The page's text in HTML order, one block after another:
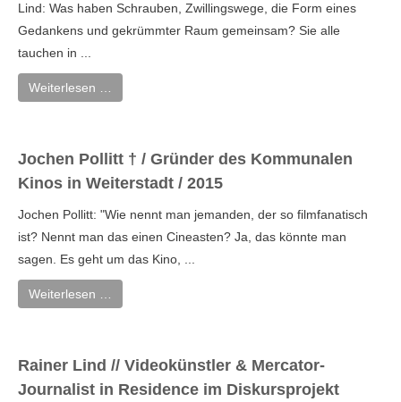
Lind: Was haben Schrauben, Zwillingswege, die Form eines
Gedankens und gekrümmter Raum gemeinsam? Sie alle
tauchen in ...
Weiterlesen …
Jochen Pollitt † / Gründer des Kommunalen
Kinos in Weiterstadt / 2015
Jochen Pollitt: "Wie nennt man jemanden, der so filmfanatisch
ist? Nennt man das einen Cineasten? Ja, das könnte man
sagen. Es geht um das Kino, ...
Weiterlesen …
Rainer Lind // Videokünstler & Mercator-
Journalist in Residence im Diskursprojekt